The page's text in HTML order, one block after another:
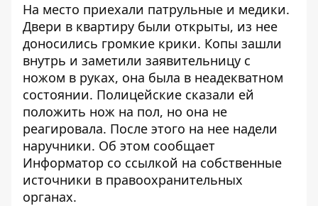
На место приехали патрульные и медики.
Двери в квартиру были открыты, из нее
доносились громкие крики. Копы зашли
внутрь и заметили заявительницу с
ножом в руках, она была в неадекватном
состоянии. Полицейские сказали ей
положить нож на пол, но она не
реагировала. После этого на нее надели
наручники. Об этом сообщает
Информатор со ссылкой на собственные
источники в правоохранительных
органах.